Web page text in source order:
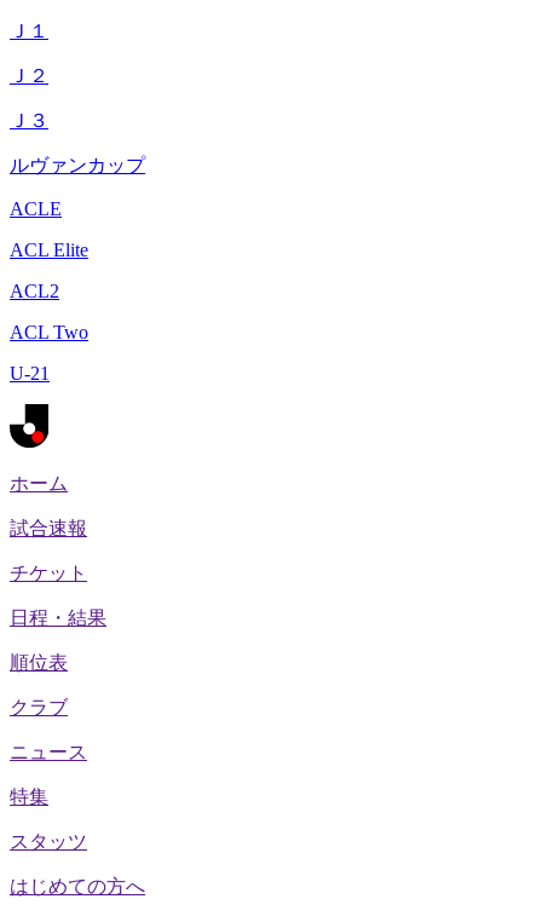
Ｊ１
Ｊ２
Ｊ３
ルヴァンカップ
ACLE
ACL Elite
ACL2
ACL Two
U-21
ホーム
試合速報
チケット
日程・結果
順位表
クラブ
ニュース
特集
スタッツ
はじめての方へ